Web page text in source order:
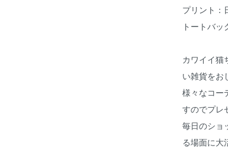
プリント：
トートバッ
カワイイ猫
い雑貨をお
様々なコー
すのでプレ
毎日のショ
る場面に大